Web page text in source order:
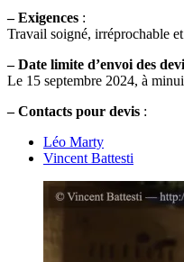
– Exigences :
Travail soigné, irréprochable
– Date limite d’envoi des
Le 15 septembre 2024, à
– Contacts pour devis :
Léo Marty
Vincent Battesti